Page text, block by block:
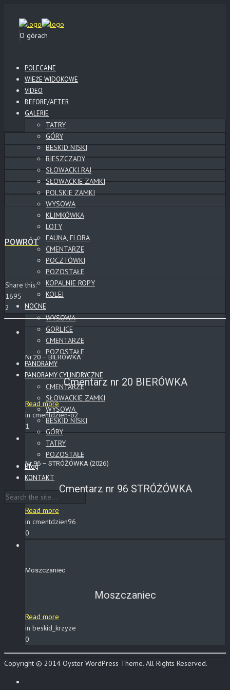
O górach
POLECANE
WIEŻE WIDOKOWE
VIDEO
BEFORE/AFTER
GALERIE
TATRY
GÓRY
BESKID NISKI
BIESZCZADY
SŁOWACKI RAJ
SŁOWACKIE ZAMKI
POLSKIE ZAMKI
WYSOWA
KLIMKÓWKA
LOTY
FAUNA, FLORA
CMENTARZE
POCZTÓWKI
POZOSTAŁE
KOPALNIE ROPY
KOLEJ
NOCNE
WYSOWA
GORLICE
CMENTARZE
POZOSTAŁE
PANORAMY
PANORAMY CYLINDRYCZNE
CMENTARZE
SŁOWACKIE ZAMKI
WYSOWA
BESKID NISKI
GÓRY
TATRY
POZOSTAŁE
Blog
KONTAKT
POWRÓT
Share this:
1695
2
Nr 20 – BIERÓWKA
Cmentarz nr 20 BIERÓWKA
Read more
in cmentdzien-o2
1
Nr 96 – STRÓŻÓWKA (2026)
Cmentarz nr 96 STRÓŻÓWKA
Read more
in cmentdzien96
0
Moszczaniec
Moszczaniec
Read more
in beskid_krzyze
0
Copyright © 2014 Oyster WordPress Theme. All Rights Reserved.